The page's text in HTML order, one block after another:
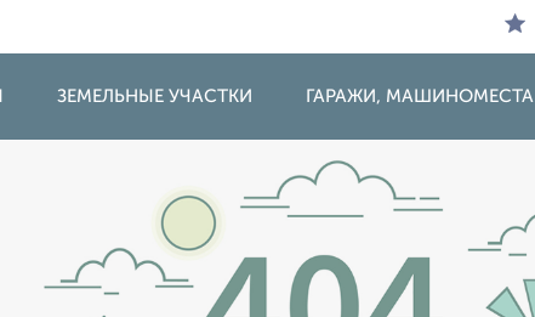
ЗЕМЕЛЬНЫЕ УЧАСТКИ ГАРАЖИ, МАШИНОМЕСТА